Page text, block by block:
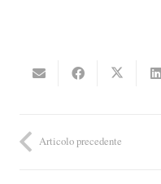
Articolo precedente